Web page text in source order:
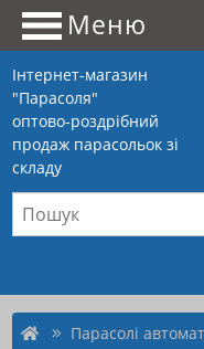
Меню
Інтернет-магазин
"Парасоля"
оптово-роздрібний
продаж парасольок зі
складу
Парасолі